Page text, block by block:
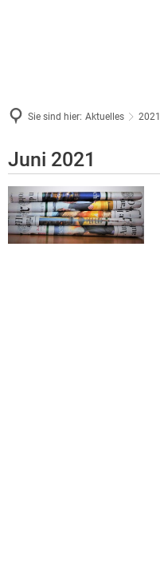
Sie sind hier: Aktuelles 2021
Juni
Juni 2021